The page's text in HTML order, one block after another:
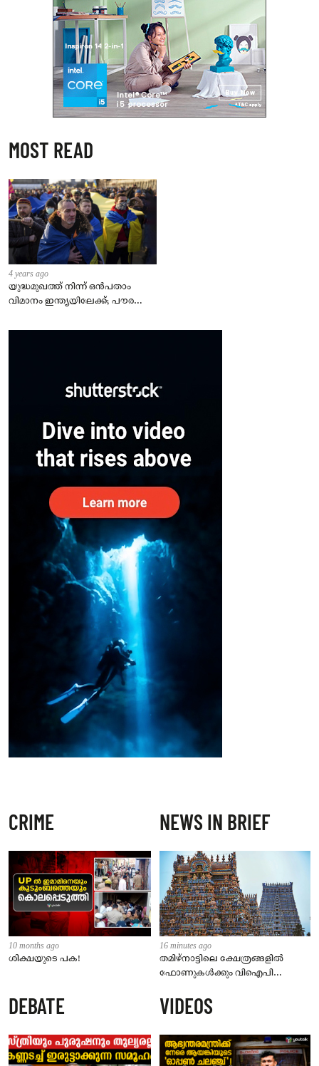
MOST READ
4 years ago
യുദ്ധമുഖത്ത് നിന്ന് ഒൻപതാം
വിമാനം ഇന്ത്യയിലേക്ക്; പൗരന്മാർ
– കേന്ദ്രം
CRIME
10 months ago
ശിക്ഷയുടെ പക!
NEWS IN BRIEF
16 minutes ago
തമിഴ്‌നാട്ടിലെ ക്ഷേത്രങ്ങളിൽ
ഫോണുകൾക്കും വിഐപി
സെപ്റ്റംബർ 1 മുതൽ നിലവിൽ
വരും
DEBATE VIDEOS